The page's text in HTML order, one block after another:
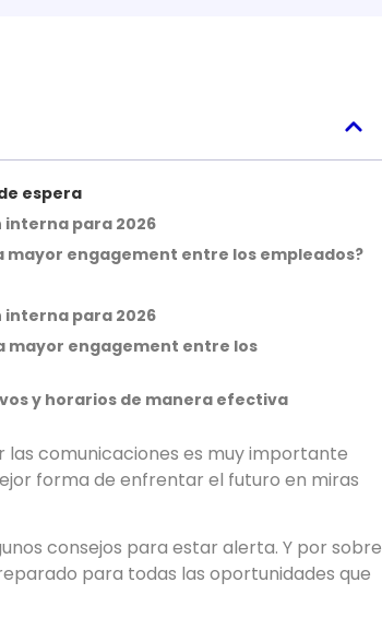
espera
interna para 2026
mayor engagement entre los empleados?
interna para 2026
mayor engagement entre los
y horarios de manera efectiva
las comunicaciones es muy importante
forma de enfrentar el futuro en miras
consejos para estar alerta. Y por sobre
para todas las oportunidades que